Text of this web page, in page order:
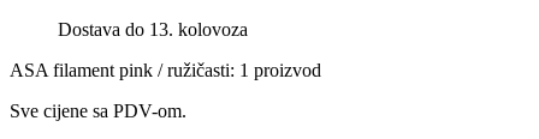
Dostava do 13. kolovoza
ASA filament pink / ružičasti: 1 proizvod
Sve cijene sa PDV-om.